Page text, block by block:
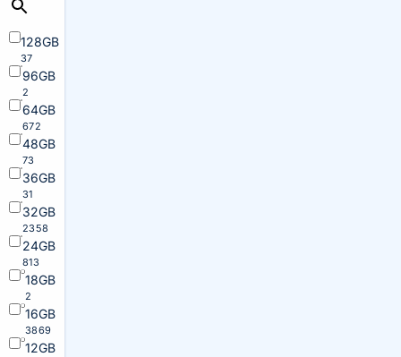
128GB
37
96GB
2
64GB
672
48GB
73
36GB
31
32GB
2358
24GB
813
18GB
2
16GB
3869
12GB